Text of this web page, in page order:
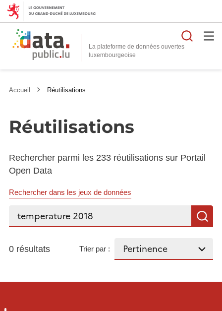
La plateforme de données ouvertes
Accueil Réutilisations
Réutilisations
Rechercher parmi les 233 réutilisations sur Portail
Open Data
Rechercher dans les jeux de données
Rechercher...
0 résultats Trier par :